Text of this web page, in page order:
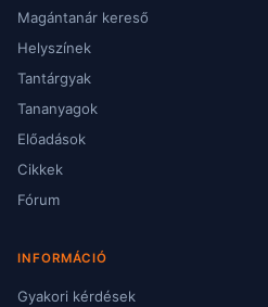
Magántanár kereső
Helyszínek
Tantárgyak
Tananyagok
Előadások
Cikkek
Fórum
INFORMÁCIÓ
Gyakori kérdések